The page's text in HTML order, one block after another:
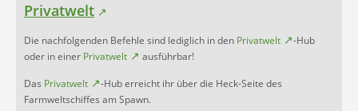
Privatwelt
Die nachfolgenden Befehle sind lediglich in den Privatwelt
-Hub
oder in einer Privatwelt
ausführbar!
Das Privatwelt
-Hub erreicht ihr über die Heck-Seite des
Farmweltschiffes am Spawn.